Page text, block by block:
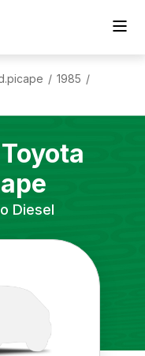
/ 1985 /
Toyota
Diesel